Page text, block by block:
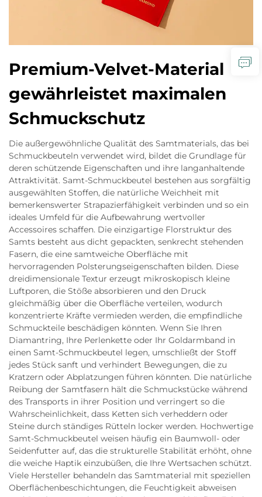
Premium-Velvet-Material
gewährleistet maximalen
Schmuckschutz
Die außergewöhnliche Qualität des Samtmaterials, das bei
Schmuckbeuteln verwendet wird, bildet die Grundlage für
deren schützende Eigenschaften und ihre langanhaltende
Attraktivität. Samt-Schmuckbeutel bestehen aus sorgfältig
ausgewählten Stoffen, die natürliche Weichheit mit
bemerkenswerter Strapazierfähigkeit verbinden und so ein
ideales Umfeld für die Aufbewahrung wertvoller
Accessoires schaffen. Die einzigartige Florstruktur des
Samts besteht aus dicht gepackten, senkrecht stehenden
Fasern, die eine samtweiche Oberfläche mit
hervorragenden Polsterungseigenschaften bilden. Diese
dreidimensionale Textur erzeugt mikroskopisch kleine
Luftporen, die Stöße absorbieren und den Druck
gleichmäßig über die Oberfläche verteilen, wodurch
konzentrierte Kräfte vermieden werden, die empfindliche
Schmuckteile beschädigen könnten. Wenn Sie Ihren
Diamantring, Ihre Perlenkette oder Ihr Goldarmband in
einen Samt-Schmuckbeutel legen, umschließt der Stoff
jedes Stück sanft und verhindert Bewegungen, die zu
Kratzern oder Abplatzungen führen könnten. Die natürliche
Reibung der Samtfasern hält die Schmuckstücke während
des Transports in ihrer Position und verringert so die
Wahrscheinlichkeit, dass Ketten sich verheddern oder
Steine durch ständiges Rütteln locker werden. Hochwertige
Samt-Schmuckbeutel weisen häufig ein Baumwoll- oder
Seidenfutter auf, das die strukturelle Stabilität erhöht, ohne
die weiche Haptik einzubüßen, die Ihre Wertsachen schützt.
Viele Hersteller behandeln das Samtmaterial mit speziellen
Oberflächenbeschichtungen, die Feuchtigkeit abweisen